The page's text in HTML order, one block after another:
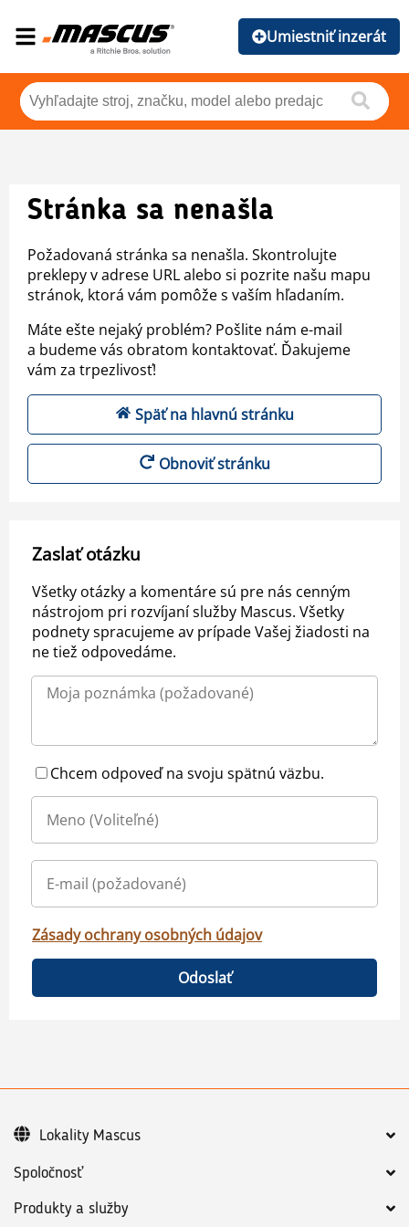
Umiestniť inzerát
Stránka sa nenašla
Požadovaná stránka sa nenašla. Skontrolujte
preklepy v adrese URL alebo si pozrite našu mapu
stránok, ktorá vám pomôže s vaším hľadaním.
Máte ešte nejaký problém? Pošlite nám e-mail
a budeme vás obratom kontaktovať. Ďakujeme
vám za trpezlivosť!
Späť na hlavnú stránku
Obnoviť stránku
Zaslať otázku
Všetky otázky a komentáre sú pre nás cenným
nástrojom pri rozvíjaní služby Mascus. Všetky
podnety spracujeme av prípade Vašej žiadosti na
ne tiež odpovedáme.
Chcem odpoveď na svoju spätnú väzbu.
Zásady ochrany osobných údajov
Odoslať
Spoločnosť
Produkty a služby
Lokality Mascus